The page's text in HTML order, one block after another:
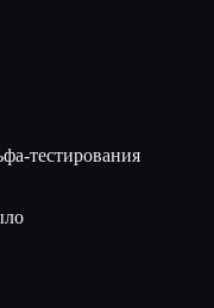
тестирования